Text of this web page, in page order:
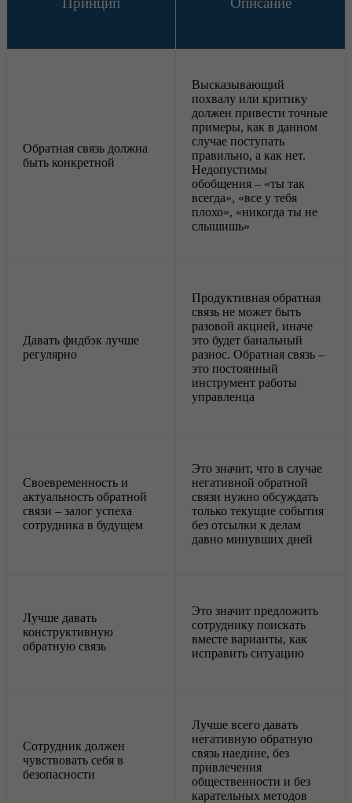
Обратная связь должна
быть конкретной
Высказывающий
похвалу или критику
должен привести точные
примеры, как в данном
случае поступать
правильно, а как нет.
Недопустимы
обобщения – «ты так
всегда», «все у тебя
плохо», «никогда ты не
слышишь»
Давать фидбэк лучше
регулярно
Продуктивная обратная
связь не может быть
разовой акцией, иначе
это будет банальный
разнос. Обратная связь –
это постоянный
инструмент работы
управленца
Своевременность и
актуальность обратной
связи – залог успеха
сотрудника в будущем
Это значит, что в случае
негативной обратной
связи нужно обсуждать
только текущие события
без отсылки к делам
давно минувших дней
Лучше давать
конструктивную
обратную связь
Это значит предложить
сотруднику поискать
вместе варианты, как
исправить ситуацию
Сотрудник должен
чувствовать себя в
безопасности
Лучше всего давать
негативную обратную
связь наедине, без
привлечения
общественности и без
карательных методов